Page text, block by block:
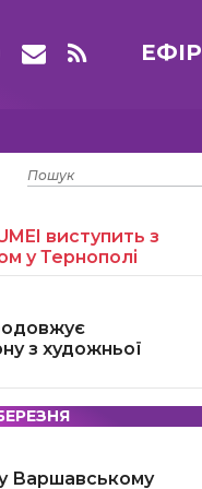
ЕФІР
ТРАВНЯ
виступить з
у Тернополі
з художньої
Варшавському